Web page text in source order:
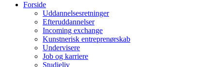
Forside
Uddannelsesretninger
Efteruddannelser
Incoming exchange
Kunstnerisk entreprenørskab
Undervisere
Job og karriere
Studieliv